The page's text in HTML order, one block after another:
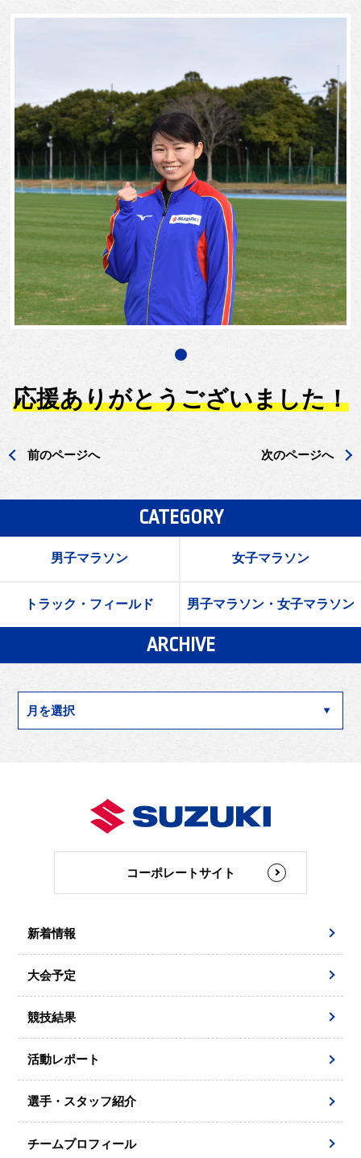
応援ありがとうございました！
前のページへ 次のページへ
CATEGORY
男子マラソン 女子マラソン
トラック・フィールド 男子マラソン・女子マラソン
ARCHIVE
コーポレートサイト
新着情報
大会予定
競技結果
活動レポート
選手・スタッフ紹介
チームプロフィール